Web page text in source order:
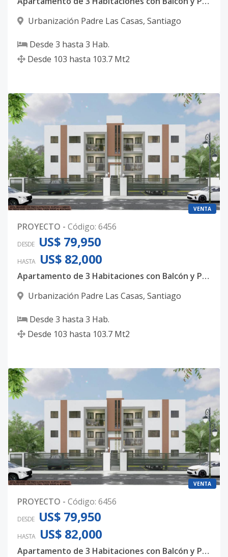
Urbanización Padre Las Casas, Santiago
Desde 3 hasta 3 Hab.
Desde 103 hasta 103.7 Mt2
VENTA
PROYECTO - Código: 6456
DESDE US$ 79,950
HASTA US$ 82,000
Apartamento de 3 Habitaciones con Balcón y Parqueo Privado en Los Molinos
Urbanización Padre Las Casas, Santiago
Desde 3 hasta 3 Hab.
Desde 103 hasta 103.7 Mt2
VENTA
PROYECTO - Código: 6456
DESDE US$ 79,950
HASTA US$ 82,000
Apartamento de 3 Habitaciones con Balcón y Parqueo Privado en Los Molinos